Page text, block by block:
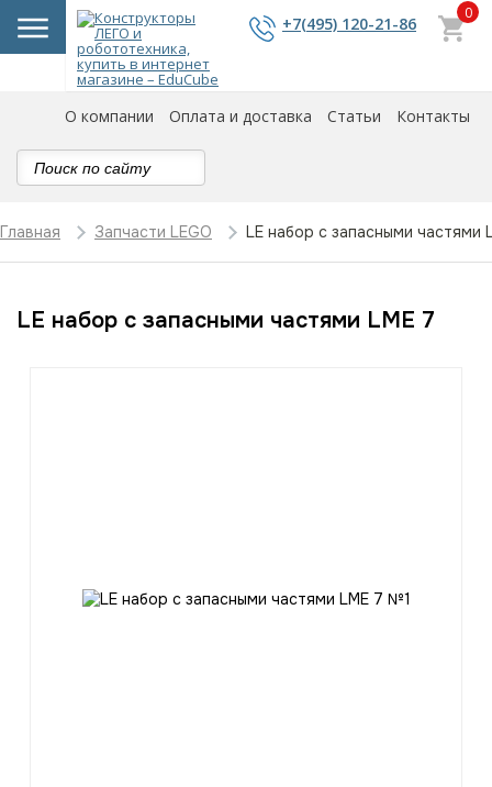
+7(495) 120-21-86
0
О компании Оплата и доставка Статьи Контакты
Главная Запчасти LEGO LE набор с запасными частями
LE набор с запасными частями LME 7